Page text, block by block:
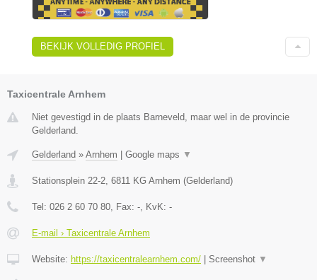
BEKIJK VOLLEDIG PROFIEL
Taxicentrale Arnhem
Niet gevestigd in de plaats Barneveld, maar wel in de provincie
Gelderland.
Gelderland » Arnhem Google maps ▼
Stationsplein 22-2, 6811 KG Arnhem (Gelderland)
Tel: 026 2 60 70 80, Fax: -, KvK: -
E-mail › Taxicentrale Arnhem
Website: https://taxicentralearnhem.com/ Screenshot ▼